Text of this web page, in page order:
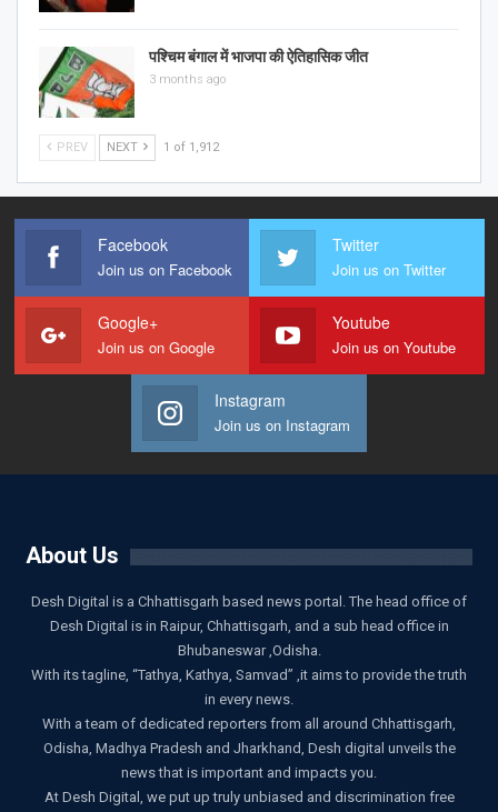
पश्चिम बंगाल में भाजपा की ऐतिहासिक जीत
3 months ago
PREV NEXT 1 of 1,912
Facebook
Join us on Facebook
Twitter
Join us on Twitter
Google+
Join us on Google
Youtube
Join us on Youtube
Instagram
Join us on Instagram
About Us
Desh Digital is a Chhattisgarh based news portal. The head office of
Desh Digital is in Raipur, Chhattisgarh, and a sub head office in
Bhubaneswar ,Odisha.
With its tagline, “Tathya, Kathya, Samvad” ,it aims to provide the truth
in every news.
With a team of dedicated reporters from all around Chhattisgarh,
Odisha, Madhya Pradesh and Jharkhand, Desh digital unveils the
news that is important and impacts you.
At Desh Digital, we put up truly unbiased and discrimination free